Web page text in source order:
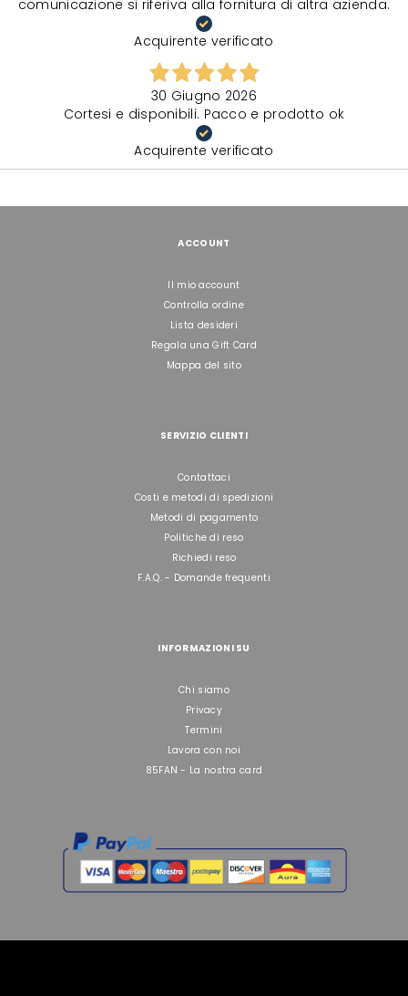
comunicazione si riferiva alla fornitura di altra azienda.
Acquirente verificato
30 Giugno 2026
Cortesi e disponibili. Pacco e prodotto ok
Acquirente verificato
ACCOUNT
Il mio account
Controlla ordine
Lista desideri
Regala una Gift Card
Mappa del sito
SERVIZIO CLIENTI
Contattaci
Costi e metodi di spedizioni
Metodi di pagamento
Politiche di reso
Richiedi reso
F.A.Q. - Domande frequenti
INFORMAZIONI SU
Chi siamo
Privacy
Termini
Lavora con noi
85FAN - La nostra card